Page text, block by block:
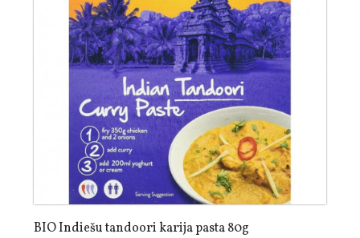
BIO Indiešu tandoori karija pasta 80g